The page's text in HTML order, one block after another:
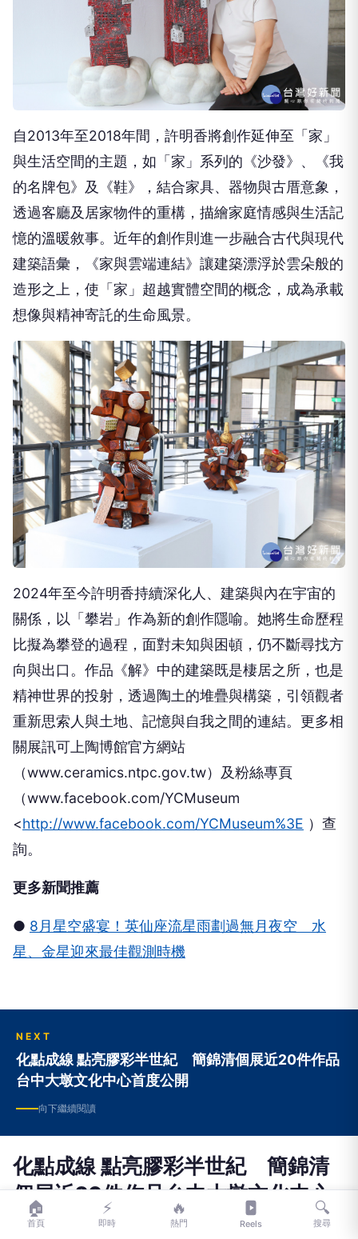
自2013年至2018年間，許明香將創作延伸至「家」
與生活空間的主題，如「家」系列的《沙發》、《我
的名牌包》及《鞋》，結合家具、器物與古厝意象，
透過客廳及居家物件的重構，描繪家庭情感與生活記
憶的溫暖敘事。近年的創作則進一步融合古代與現代
建築語彙，《家與雲端連結》讓建築漂浮於雲朵般的
造形之上，使「家」超越實體空間的概念，成為承載
想像與精神寄託的生命風景。
2024年至今許明香持續深化人、建築與內在宇宙的
關係，以「攀岩」作為新的創作隱喻。她將生命歷程
比擬為攀登的過程，面對未知與困頓，仍不斷尋找方
向與出口。作品《解》中的建築既是棲居之所，也是
精神世界的投射，透過陶土的堆疊與構築，引領觀者
重新思索人與土地、記憶與自我之間的連結。更多相
關展訊可上陶博館官方網站
（www.ceramics.ntpc.gov.tw）及粉絲專頁
（www.facebook.com/YCMuseum
<http://www.facebook.com/YCMuseum%3E ）查
詢。
更多新聞推薦
● 8月星空盛宴！英仙座流星雨劃過無月夜空 水
星、金星迎來最佳觀測時機
NEXT
化點成線 點亮膠彩半世紀 簡錦清個展近20件作品
台中大墩文化中心首度公開
向下繼續閱讀
化點成線 點亮膠彩半世紀 簡錦清
個展近20件作品台中大墩文化中心
首度公開
🏠
首頁
⚡
即時
🔥
熱門 Reels
🔍
搜尋